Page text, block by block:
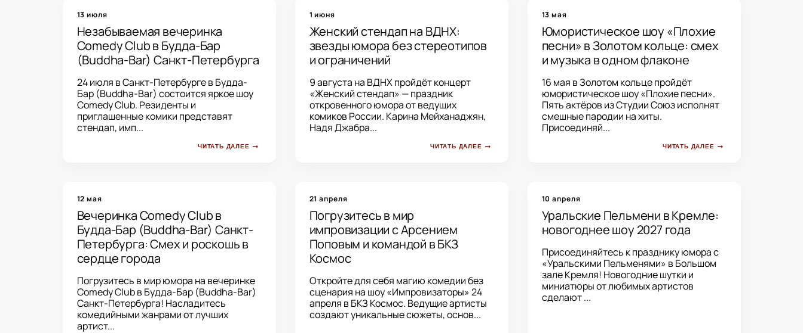
13 июля
Незабываемая вечеринка
Comedy Club в Будда-Бар
(Buddha-Bar) Санкт-Петербурга
24 июля в Санкт-Петербурге в Будда-
Бар (Buddha-Bar) состоится яркое шоу
Comedy Club. Резиденты и
приглашенные комики представят
стендап, имп...
ЧИТАТЬ ДАЛЕЕ
1 июня
Женский стендап на ВДНХ:
звезды юмора без стереотипов
и ограничений
9 августа на ВДНХ пройдёт концерт
«Женский стендап» — праздник
откровенного юмора от ведущих
комиков России. Карина Мейханаджян,
Надя Джабра...
ЧИТАТЬ ДАЛЕЕ
13 мая
Юмористическое шоу «Плохие
песни» в Золотом кольце: смех
и музыка в одном флаконе
16 мая в Золотом кольце пройдёт
юмористическое шоу «Плохие песни».
Пять актёров из Студии Союз исполнят
смешные пародии на хиты.
Присоединяй...
ЧИТАТЬ ДАЛЕЕ
12 мая
Вечеринка Comedy Club в
Будда-Бар (Buddha-Bar) Санкт-
Петербурга: Смех и роскошь в
сердце города
Погрузитесь в мир юмора на вечеринке
Comedy Club в Будда-Бар (Buddha-Bar)
Санкт-Петербурга! Насладитесь
комедийными жанрами от лучших
артист...
21 апреля
Погрузитесь в мир
импровизации с Арсением
Поповым и командой в БКЗ
Космос
Откройте для себя магию комедии без
сценария на шоу «Импровизаторы» 24
апреля в БКЗ Космос. Ведущие артисты
создают уникальные сюжеты, основ...
10 апреля
Уральские Пельмени в Кремле:
новогоднее шоу 2027 года
Присоединяйтесь к празднику юмора с
«Уральскими Пельменями» в Большом
зале Кремля! Новогодние шутки и
миниатюры от любимых артистов
сделают ...